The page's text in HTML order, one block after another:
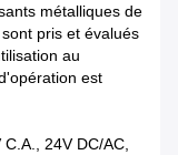
métalliques de
pris et évalués
au
est
24V DC/AC,